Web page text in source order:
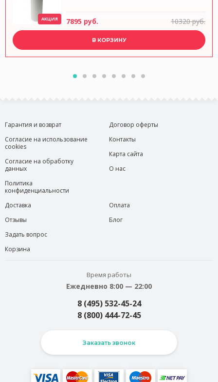
АКЦИЯ 7895 руб. 10320 руб.
В КОРЗИНУ
Гарантия и возврат
Согласие на использование
cookies
Согласие на обработку
данных
Политика
конфиденциальности
Договор оферты
Контакты
Карта сайта
О нас
Доставка
Отзывы
Задать вопрос
Корзина
Оплата
Блог
Время работы
Ежедневно 8:00 — 22:00
8 (495) 532-45-24
8 (800) 444-72-45
Заказать звонок